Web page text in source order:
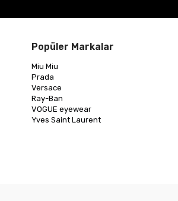
Popüler Markalar
Miu Miu
Prada
Versace
Ray-Ban
VOGUE eyewear
Yves Saint Laurent